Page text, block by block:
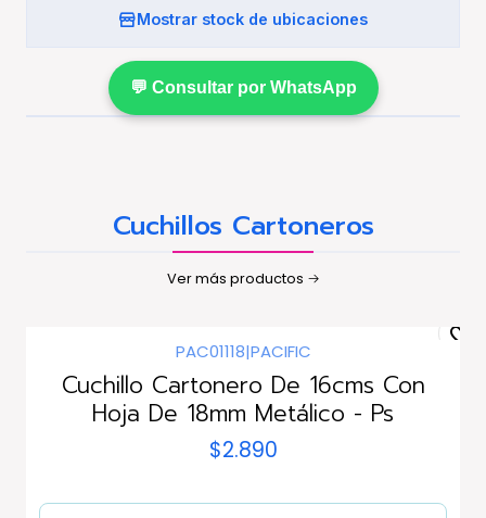
Mostrar stock de ubicaciones
💬 Consultar por WhatsApp
Cuchillos Cartoneros
Ver más productos
PAC01118|PACIFIC
Cuchillo Cartonero De 16cms Con
Hoja De 18mm Metálico - Ps
$2.890